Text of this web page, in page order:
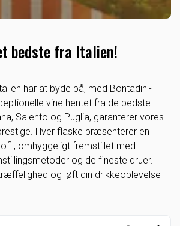
bedste fra Italien!
har at byde på, med Bontadini-
vine hentet fra de bedste
Salento og Puglia, garanterer vores
Hver flaske præsenterer en
omhyggeligt fremstillet med
og de fineste druer.
og løft din drikkeoplevelse i